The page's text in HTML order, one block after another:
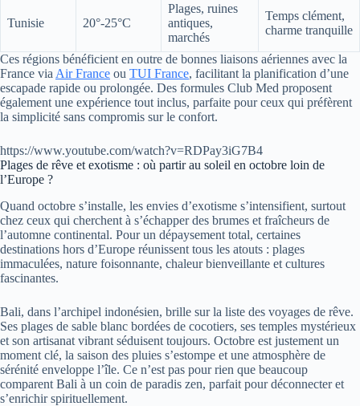
Tunisie 20°-25°C
Plages, ruines
antiques,
marchés
Temps clément,
charme tranquille
Ces régions bénéficient en outre de bonnes liaisons aériennes avec la
France via Air France ou TUI France, facilitant la planification d’une
escapade rapide ou prolongée. Des formules Club Med proposent
également une expérience tout inclus, parfaite pour ceux qui préfèrent
la simplicité sans compromis sur le confort.
https://www.youtube.com/watch?v=RDPay3iG7B4
Plages de rêve et exotisme : où partir au soleil en octobre loin de
l’Europe ?
Quand octobre s’installe, les envies d’exotisme s’intensifient, surtout
chez ceux qui cherchent à s’échapper des brumes et fraîcheurs de
l’automne continental. Pour un dépaysement total, certaines
destinations hors d’Europe réunissent tous les atouts : plages
immaculées, nature foisonnante, chaleur bienveillante et cultures
fascinantes.
Bali, dans l’archipel indonésien, brille sur la liste des voyages de rêve.
Ses plages de sable blanc bordées de cocotiers, ses temples mystérieux
et son artisanat vibrant séduisent toujours. Octobre est justement un
moment clé, la saison des pluies s’estompe et une atmosphère de
sérénité enveloppe l’île. Ce n’est pas pour rien que beaucoup
comparent Bali à un coin de paradis zen, parfait pour déconnecter et
s’enrichir spirituellement.